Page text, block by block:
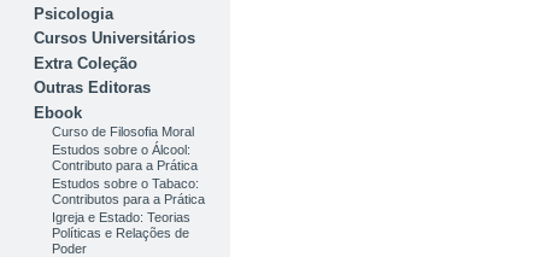
Psicologia
Cursos Universitários
Extra Coleção
Outras Editoras
Ebook
Curso de Filosofia Moral
Estudos sobre o Álcool:
Contributo para a Prática
Estudos sobre o Tabaco:
Contributos para a Prática
Igreja e Estado: Teorias
Políticas e Relações de
Poder